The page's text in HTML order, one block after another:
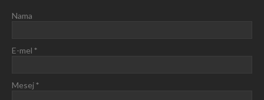
Nama
E-mel *
Mesej*